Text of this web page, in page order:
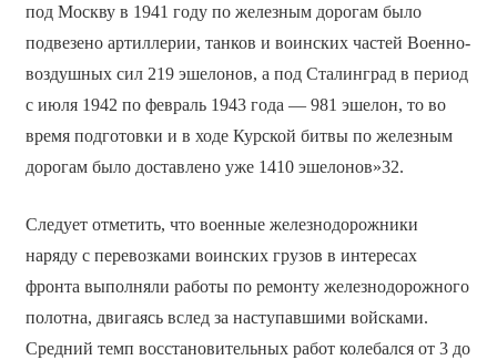
под Москву в 1941 году по железным дорогам было
подвезено артиллерии, танков и воинских частей Военно-
воздушных сил 219 эшелонов, а под Сталинград в период
с июля 1942 по февраль 1943 года — 981 эшелон, то во
время подготовки и в ходе Курской битвы по железным
дорогам было доставлено уже 1410 эшелонов»32.
Следует отметить, что военные железнодорожники
наряду с перевозками воинских грузов в интересах
фронта выполняли работы по ремонту железнодорожного
полотна, двигаясь вслед за наступавшими войсками.
Средний темп восстановительных работ колебался от 3 до